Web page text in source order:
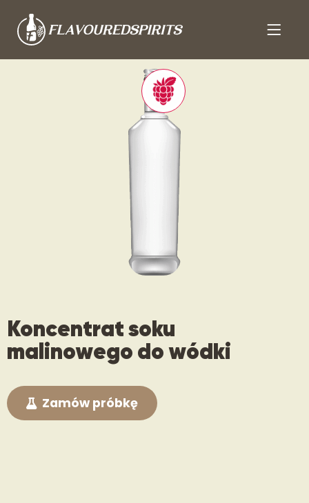
Koncentrat soku
malinowego do wódki
Zamów próbkę